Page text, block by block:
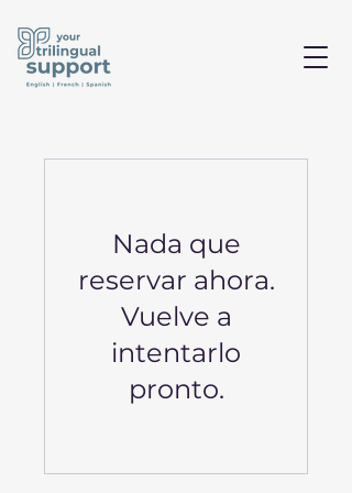
Nada que
reservar ahora.
Vuelve a
intentarlo
pronto.